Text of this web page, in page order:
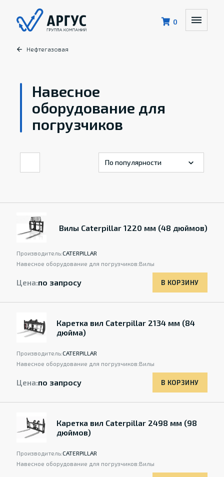
0
Нефтегазовая
Навесное
оборудование для
погрузчиков
Вилы Caterpillar 1220 мм (48 дюймов)
Производитель:CATERPILLAR
Навесное оборудование для погрузчиков:Вилы
Цена:по запросу В КОРЗИНУ
Каретка вил Caterpillar 2134 мм (84
дюйма)
Производитель:CATERPILLAR
Навесное оборудование для погрузчиков:Вилы
Цена:по запросу В КОРЗИНУ
Каретка вил Caterpillar 2498 мм (98
дюймов)
Производитель:CATERPILLAR
Навесное оборудование для погрузчиков:Вилы